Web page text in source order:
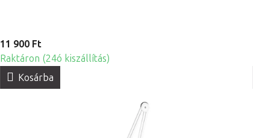
11 900 Ft
Raktáron (24ó kiszállítás)
Kosárba